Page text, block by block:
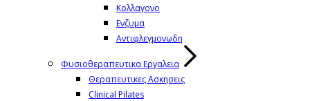
Κολλαγονο
Ενζυμα
Αντιφλεγμονωδη
Φυσιοθεραπευτικα Εργαλεια
Θεραπευτικες Ασκησεις
Clinical Pilates